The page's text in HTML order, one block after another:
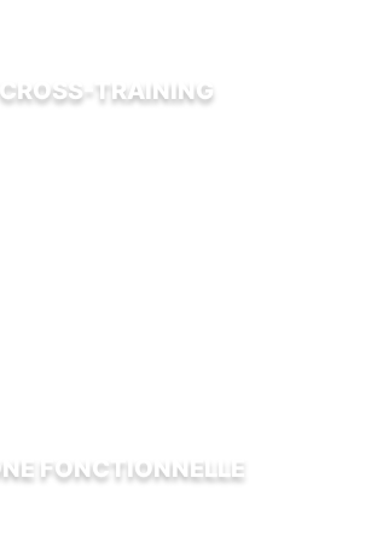
CROSS-TRAINING
FONCTIONNELLE